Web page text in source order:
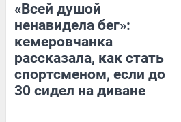
«Всей душой
ненавидела бег»:
кемеровчанка
рассказала, как стать
спортсменом, если до
30 сидел на диване